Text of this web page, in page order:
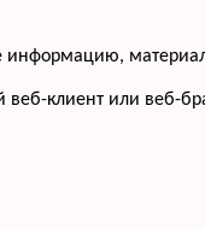
информацию,
клиент или веб-